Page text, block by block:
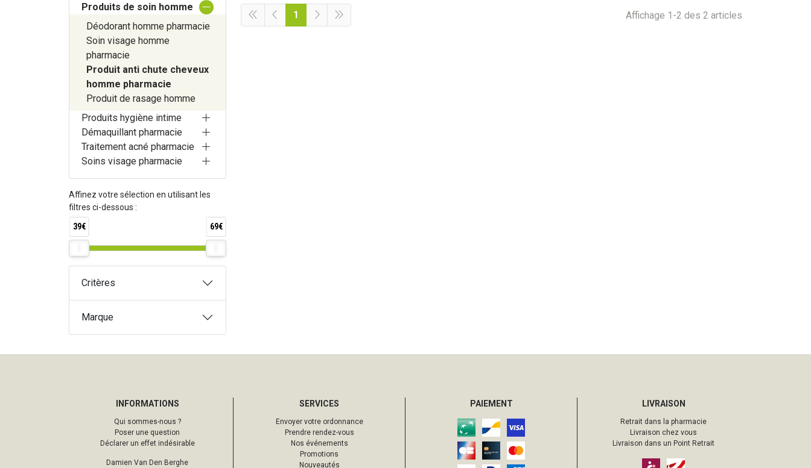
Affichage 1-2 des 2 articles
1
Produits de soin homme
Déodorant homme pharmacie
Soin visage homme
pharmacie
Produit anti chute cheveux
homme pharmacie
Produit de rasage homme
Produits hygiène intime
Démaquillant pharmacie
Traitement acné pharmacie
Soins visage pharmacie
Affinez votre sélection en utilisant les
filtres ci-dessous :
39€ 69€
Critères
Marque
INFORMATIONS
Qui sommes-nous ?
Poser une question
Déclarer un effet indésirable
Damien Van Den Berghe
SERVICES
Envoyer votre ordonnance
Prendre rendez-vous
Nos événements
Promotions
Nouveautés
PAIEMENT LIVRAISON
Retrait dans la pharmacie
Livraison chez vous
Livraison dans un Point Retrait